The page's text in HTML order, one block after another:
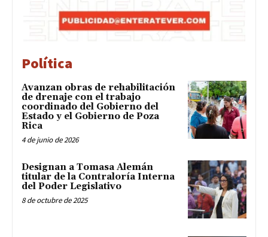
Política
Avanzan obras de rehabilitación
de drenaje con el trabajo
coordinado del Gobierno del
Estado y el Gobierno de Poza
Rica
4 de junio de 2026
Designan a Tomasa Alemán
titular de la Contraloría Interna
del Poder Legislativo
8 de octubre de 2025